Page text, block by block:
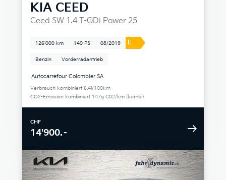
KIA CEED
Ceed SW 1.4 T-GDi Power 25
126'000 km 140 PS 08/2019 E
Benzin Vorderradantrieb
Autocarrefour Colombier SA
Verbrauch kombiniert 6.4l/100km
CO2-Emission kombiniert 147g C02/km (kombi)
CHF
14'900.–